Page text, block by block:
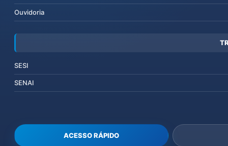
Ouvidoria
SESI
SENAI
ACESSO RÁPIDO